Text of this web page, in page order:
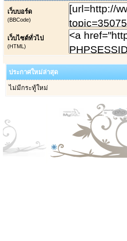
เว็บบอร์ด
(BBCode)
เว็บไซต์ทั่วไป
(HTML)
ประกาศใหม่ล่าสุด
ไม่มีกระทู้ใหม่